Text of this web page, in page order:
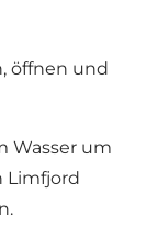
öffnen und
Wasser um
Limfjord